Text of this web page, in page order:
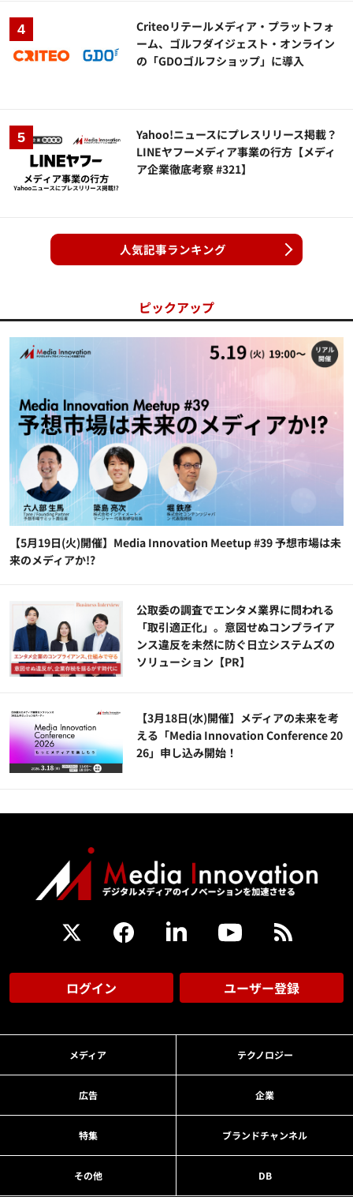
Criteoリテールメディア・プラットフォ
ーム、ゴルフダイジェスト・オンライン
の「GDOゴルフショップ」に導入
Yahoo!ニュースにプレスリリース掲載？
LINEヤフーメディア事業の行方【メディ
ア企業徹底考察 #321】
人気記事ランキング
ピックアップ
【5月19日(火)開催】Media Innovation Meetup #39 予想市場は未
来のメディアか!?
公​​取委の調査でエンタメ業界に問われる
「取引適正化」。意図せぬコンプライア
ンス違反を未然に防ぐ日立システムズの
ソリューション​【PR】
【3月18日(水)開催】メディアの未来を考
える「Media Innovation Conference 20
26」申し込み開始！
ログイン ユーザー登録
メディア テクノロジー
広告 企業
特集 ブランドチャンネル
その他 DB